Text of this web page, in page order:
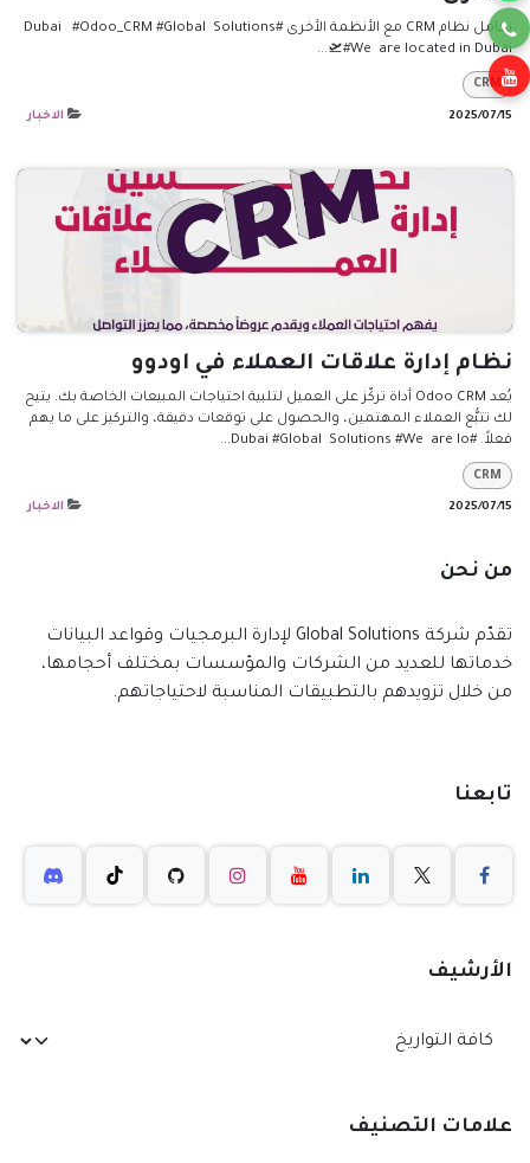
تكامل نظام CRM مع الأنظمة الأخرى #Dubai #Odoo_CRM #Global Solutions
#We are located in Dubai🛫...
CRM
15‏/07‏/2025 الاخبار
نظام إدارة علاقات العملاء في اودوو
يُعد Odoo CRM أداة تركّز على العميل لتلبية احتياجات المبيعات الخاصة بك. يتيح
لك تتبُّع العملاء المهتمين، والحصول على توقعات دقيقة، والتركيز على ما يهم
فعلاً. #Dubai #Global Solutions #We are lo...
CRM
15‏/07‏/2025 الاخبار
من نحن
تقدّم شركة Global Solutions لإدارة البرمجيات وقواعد البيانات
خدماتها للعديد من الشركات والمؤسسات بمختلف أحجامها،
من خلال تزويدهم بالتطبيقات المناسبة لاحتياجاتهم.
تابعنا
الأرشيف
علامات التصنيف